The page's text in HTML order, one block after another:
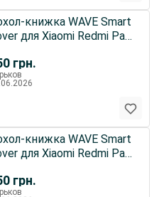
грн.
книжка WAVE Smart
для Xiaomi Redmi Pad
Blue
грн.
книжка WAVE Smart
для Xiaomi Redmi Pad
Purple